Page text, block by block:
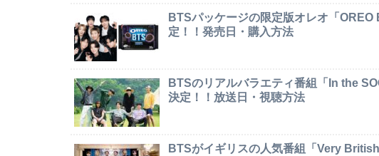
BTSパッケージの限定版オレオ「
定！！発売日・購入方法
BTSのリアルバラエティ番組「In the
決定！！放送日・視聴方法
BTSがイギリスの人気番組「Very